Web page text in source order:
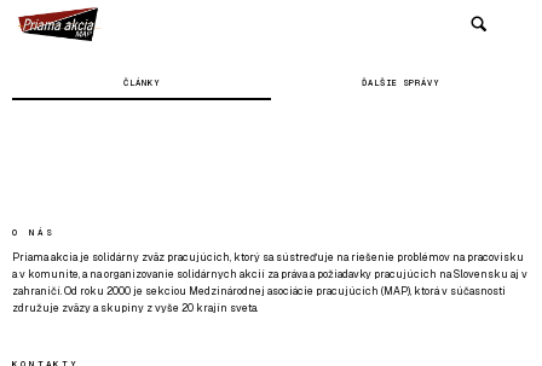
ČLÁNKY ĎALŠIE SPRÁVY
O NÁS
Priama akcia je solidárny zväz pracujúcich, ktorý sa sústreďuje na riešenie problémov na pracovisku
a v komunite, a na organizovanie solidárnych akcií za práva a požiadavky pracujúcich na Slovensku aj v
zahraničí. Od roku 2000 je sekciou Medzinárodnej asociácie pracujúcich (MAP), ktorá v súčasnosti
združuje zväzy a skupiny z vyše 20 krajín sveta.
KONTAKTY